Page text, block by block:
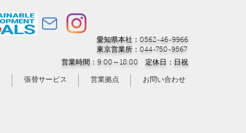
愛知県本社：0562-46-9966
東京営業所：044-750-9567
営業時間：9:00～18:00 定休日：日祝
張替サービス 営業拠点 お問い合わせ